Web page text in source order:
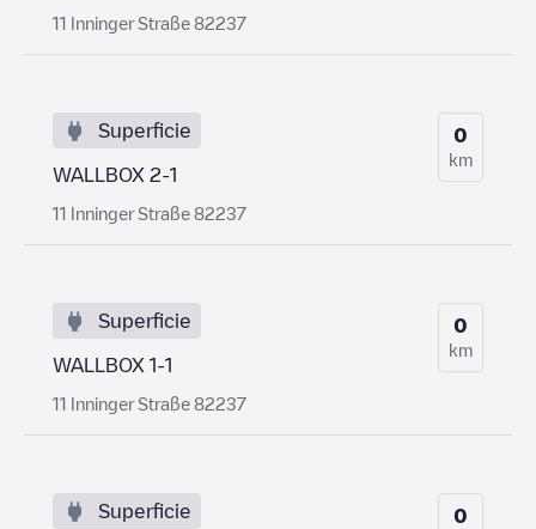
11 Inninger Straße 82237
Superficie
WALLBOX 2-1
11 Inninger Straße 82237
0
km
Superficie
WALLBOX 1-1
11 Inninger Straße 82237
0
km
Superficie 0